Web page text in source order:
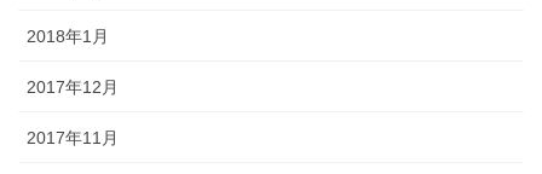
2018年1月
2017年12月
2017年11月